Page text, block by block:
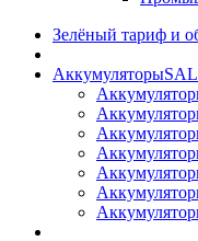
Зелёный тариф и
Аккумуляторы